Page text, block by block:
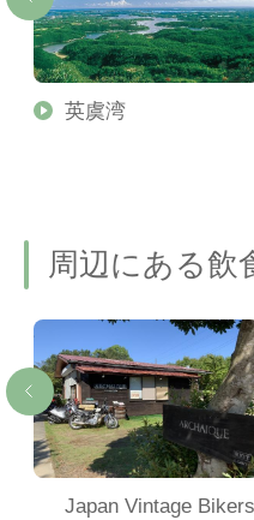
英虞湾
周辺にある飲
Japan Vintage Bikers